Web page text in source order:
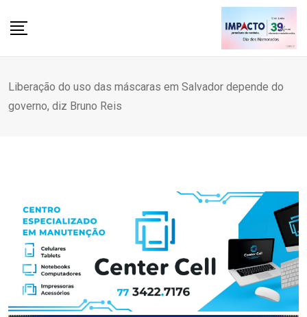
Liberação do uso das máscaras em Salvador depende do
governo, diz Bruno Reis